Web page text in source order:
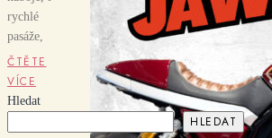
rychlé
pasáže,
ČTĚTE
VÍCE
Hledat
HLEDAT